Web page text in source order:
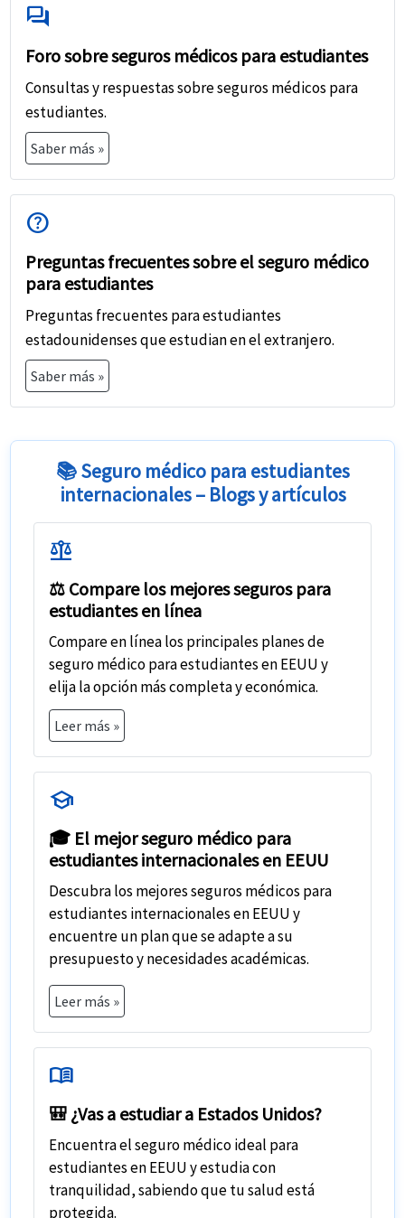
forum
Foro sobre seguros médicos para estudiantes
Consultas y respuestas sobre seguros médicos para
estudiantes.
Saber más »
help
Preguntas frecuentes sobre el seguro médico
para estudiantes
Preguntas frecuentes para estudiantes
estadounidenses que estudian en el extranjero.
Saber más »
📚 Seguro médico para estudiantes
internacionales – Blogs y artículos
balance
⚖️ Compare los mejores seguros para
estudiantes en línea
Compare en línea los principales planes de
seguro médico para estudiantes en EEUUy
elija la opción más completa y económica.
Leer más »
school
🎓 El mejor seguro médico para
estudiantes internacionales en EEUU
Descubra los mejores seguros médicos para
estudiantes internacionalesen EEUU y
encuentre un plan que se adapte a su
presupuesto y necesidades académicas.
Leer más »
menu_book
🎒 ¿Vas a estudiar a Estados Unidos?
Encuentra elseguro médico ideal para
estudiantes en EEUUy estudia con
tranquilidad, sabiendo que tu salud está
protegida.